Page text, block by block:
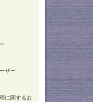
ザー
に関するお